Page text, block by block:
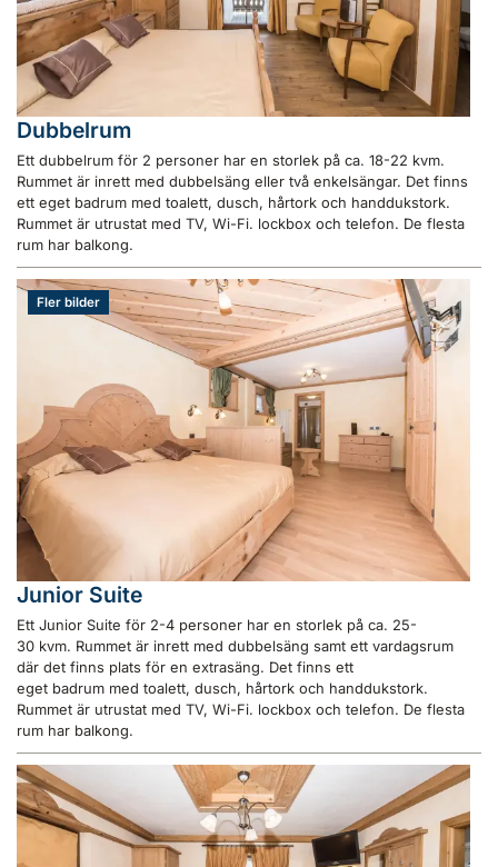
Dubbelrum
Ett dubbelrum för 2 personer har en storlek på ca. 18-22 kvm.
Rummet är inrett med dubbelsäng eller två enkelsängar. Det finns
ett eget badrum med toalett, dusch, hårtork och handdukstork.
Rummet är utrustat med TV, Wi-Fi. lockbox och telefon. De flesta
rum har balkong.
Fler bilder
Junior Suite
Ett Junior Suite för 2-4 personer har en storlek på ca. 25-
30 kvm. Rummet är inrett med dubbelsäng samt ett vardagsrum
där det finns plats för en extrasäng. Det finns ett
eget badrum med toalett, dusch, hårtork och handdukstork.
Rummet är utrustat med TV, Wi-Fi. lockbox och telefon. De flesta
rum har balkong.